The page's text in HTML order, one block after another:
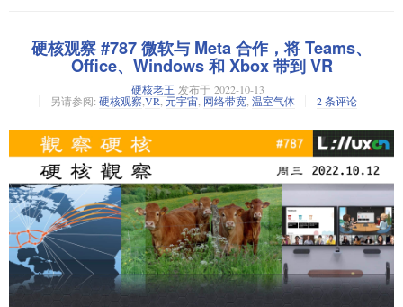
亚马逊利用秘密算法提高价格，获利 10 亿美元
根据美国联邦贸易委员会（FTC）对亚马逊提起的垄断诉讼中被删节的部分
内容，亚马逊使用了一种代号为 “尼斯项目” 的算法来测试它能以竞争对手
会跟进的方式提高多少价格。该算法帮助亚马逊提高了各购物类别商品的
利润，并影响竞争对手提高了价格。如果竞争对手没有将价格提高到亚马
逊的水平，该算法就会自动将商品恢复到正常价位。据一位熟悉此事的人
士称，亚马逊通过使用该算法获得了超过 10 亿美元的收入。亚马逊在 2019
年停止使用该算法，但原因不明。
用开源和 AI 驱动的监测网来探索 UFO
由于对 UFO 现象的官方说法缺乏透明度和信任度感到沮丧，一个开发者团
队决定自己动手做一个名为 Sky360 的开源公民科学项目。该项目旨在用价
格低廉的监测站覆盖全球，全天候观察天空，甚至计划使用 AI 和机器学习
成，底层软件对捕获的运动事件进行初步分析，并决定是否进一步放大、
跟踪和分析它。所有的硬件都可以由廉价购买的现成零件组合而成。他们
目前已在全球建立了 20 个监测站，预计将在 6 月发布第一个面向开发者的
开源版本。
消息来源：VICE
老王点评：UFO 究竟是什么，充斥着各种谎言和猜测。或许揭开谜团
的唯一办法就是用广泛的事实来说明。这是个有趣的项目，但是也要小
心这种数据被利用来监测其它目标。
消息来源：Dev Class
老王点评：这个结果有点出乎意料，专门为企业应用而设计的 Java 和
.NET 反而不如 JavaScript。
微软元宇宙梦碎，砍掉了整个 VR/AR 团队
在这波大规模裁员中，微软砍掉了虚拟现实和混合现实项目的整个团队。
微软在 2017 年收购的社交虚拟现实平台 AltSpaceVR 被整个砍掉了，该平
硬核观察 #787 微软与 Meta 合作，将 Teams、
Office、Windows 和 Xbox 带到 VR
硬核老王 发布于 2022-10-13
另请参阅: 硬核观察,VR, 元宇宙 网络带宽 温室气体 2 条评论